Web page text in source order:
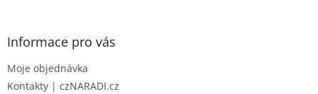
Informace pro vás
Moje objednávka
Kontakty | czNARADI.cz